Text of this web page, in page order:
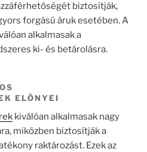
biztosítják,
forgású áruk esetében. A
alkalmasak a
ki- és betárolásra.
ELŐNYEI
kiválóan alkalmasak nagy
miközben biztosítják a
raktározást. Ezek az